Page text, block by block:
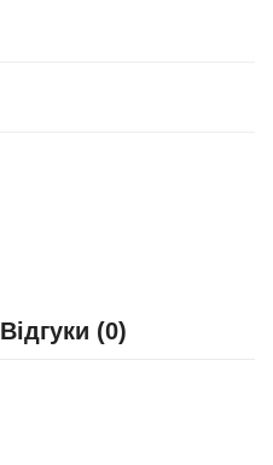
Відгуки (0)